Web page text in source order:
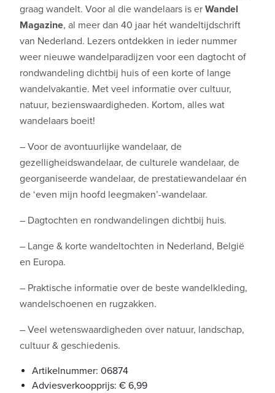
graag wandelt. Voor al die wandelaars is er Wandel
Magazine, al meer dan 40 jaar hét wandeltijdschrift
van Nederland. Lezers ontdekken in ieder nummer
weer nieuwe wandelparadijzen voor een dagtocht of
rondwandeling dichtbij huis of een korte of lange
wandelvakantie. Met veel informatie over cultuur,
natuur, bezienswaardigheden. Kortom, alles wat
wandelaars boeit!
– Voor de avontuurlijke wandelaar, de
gezelligheidswandelaar, de culturele wandelaar, de
georganiseerde wandelaar, de prestatiewandelaar én
de ‘even mijn hoofd leegmaken’-wandelaar.
– Dagtochten en rondwandelingen dichtbij huis.
– Lange & korte wandeltochten in Nederland, België
en Europa.
– Praktische informatie over de beste wandelkleding,
wandelschoenen en rugzakken.
– Veel wetenswaardigheden over natuur, landschap,
cultuur & geschiedenis.
Artikelnummer: 06874
Adviesverkoopprijs: € 6,99